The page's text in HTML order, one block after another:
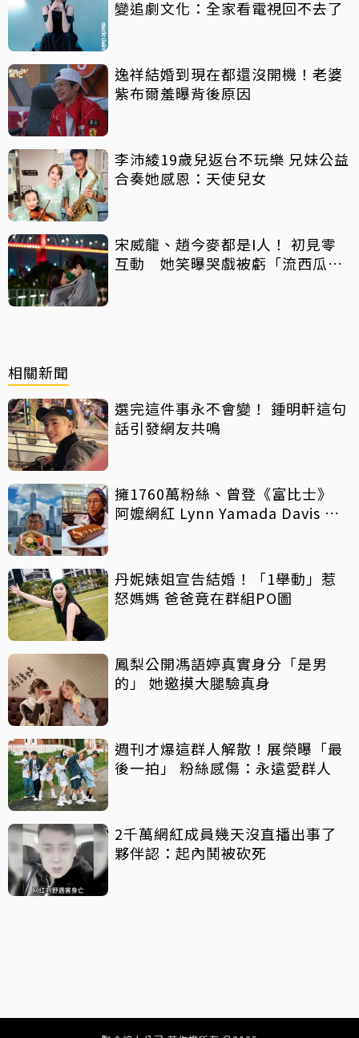
變追劇文化：全家看電視回不去了
逸祥結婚到現在都還沒開機！老婆
紫布爾羞曝背後原因
李沛綾19歲兒返台不玩樂 兄妹公益
合奏她感恩：天使兒女
宋威龍、趙今麥都是I人！ 初見零
互動 她笑曝哭戲被虧「流西瓜
相關新聞
選完這件事永不會變！ 鍾明軒這句
話引發網友共鳴
擁1760萬粉絲、曾登《富比士》
阿嬤網紅 Lynn Yamada Davis 驚
丹妮婊姐宣告結婚！「1舉動」惹
怒媽媽 爸爸竟在群組PO圖
鳳梨公開馮語婷真實身分「是男
的」 她邀摸大腿驗真身
週刊才爆這群人解散！展榮曝「最
後一拍」 粉絲感傷：永遠愛群人
2千萬網紅成員幾天沒直播出事了
夥伴認：起內鬨被砍死